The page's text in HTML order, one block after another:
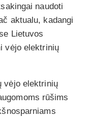
naudoti
aktualu, kadangi
Lietuvos
vėjo elektrinių
vėjo elektrinių
rūšims